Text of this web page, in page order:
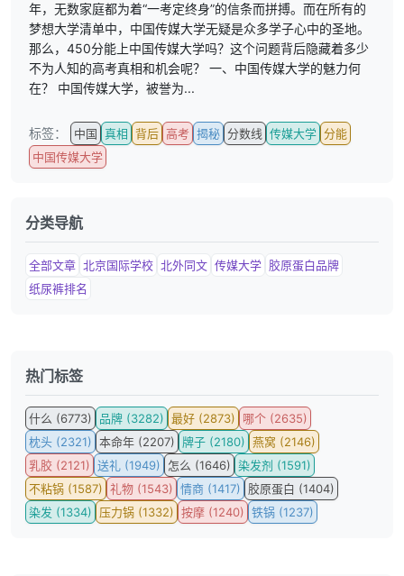
年，无数家庭都为着“一考定终身”的信条而拼搏。而在所有的
梦想大学清单中，中国传媒大学无疑是众多学子心中的圣地。
那么，450分能上中国传媒大学吗？这个问题背后隐藏着多少
不为人知的高考真相和机会呢？ 一、中国传媒大学的魅力何
在？ 中国传媒大学，被誉为...
标签： 中国 真相 背后 高考 揭秘 分数线 传媒大学 分能
中国传媒大学
分类导航
全部文章 北京国际学校 北外同文 传媒大学 胶原蛋白品牌
纸尿裤排名
热门标签
什么 (6773) 品牌 (3282) 最好 (2873)
哪个 (2635)
枕头 (2321) 本命年 (2207) 牌子 (2180) 燕窝 (2146)
乳胶 (2121) 送礼 (1949) 怎么 (1646) 染发剂 (1591)
不粘锅 (1587) 礼物 (1543) 情商 (1417)
胶原蛋白 (1404)
染发 (1334)
压力锅 (1332) 按摩 (1240) 铁锅 (1237)